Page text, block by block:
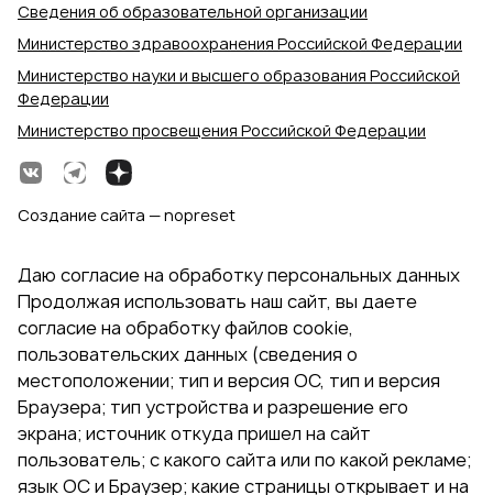
Сведения об образовательной организации
Министерство здравоохранения Российской Федерации
Министерство науки и высшего образования Российской
Федерации
Министерство просвещения Российской Федерации
Создание сайта — nopreset
Даю согласие на обработку персональных данных
Продолжая использовать наш сайт, вы даете
согласие на обработку файлов cookie,
пользовательских данных (сведения о
местоположении; тип и версия ОС, тип и версия
Браузера; тип устройства и разрешение его
экрана; источник откуда пришел на сайт
пользователь; с какого сайта или по какой рекламе;
язык ОС и Браузер; какие страницы открывает и на